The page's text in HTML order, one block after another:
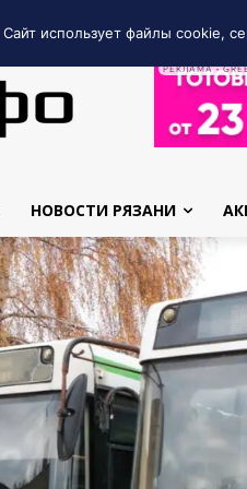
РЕКЛАМА •
НОВОСТИ РЯЗАНИ
Сайт использует файлы cookie,